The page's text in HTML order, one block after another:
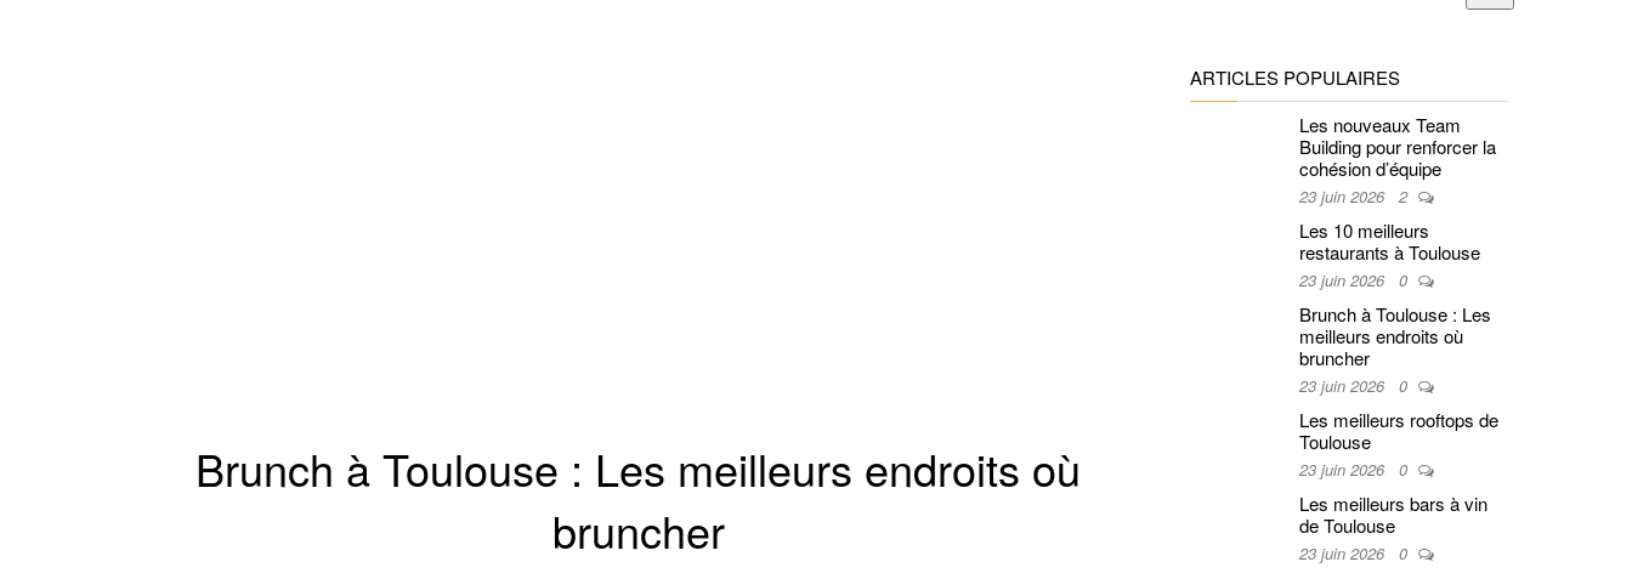
Brunch à Toulouse : Les meilleurs endroits où
bruncher
ARTICLES POPULAIRES
Les nouveaux Team
Building pour renforcer la
cohésion d’équipe
23 juin 2026 2
Les 10 meilleurs
restaurants à Toulouse
23 juin 2026 0
Brunch à Toulouse : Les
meilleurs endroits où
bruncher
23 juin 2026 0
Les meilleurs rooftops de
Toulouse
23 juin 2026 0
Les meilleurs bars à vin
de Toulouse
23 juin 2026 0